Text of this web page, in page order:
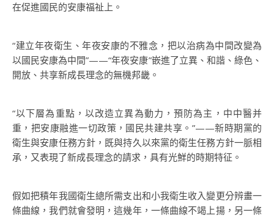
在促進國民的安康福祉上。
“建立年夜衛生、年夜安康的不雅念，把以治病為中間改變為
以國民安康為中間”——“年夜安康”嵌進了立異、和諧、綠色、
開放、共享新成長理念的無機邦畿。
“以下層為重點，以改造立異為動力，預防為主，中中醫并
重，把安康融進一切政策，國民共建共享。”——新時期黨的
衛生與安康任務方針，既與持久以來黨的衛生任務方針一脈相
承，又表現了新成長理念的請求，具有光鮮的時期特征。
假如把積年我國衛生總所需支出和小我衛生收入變更分辨畫一
條曲線，我們就會發明，這幾年，一條曲線不竭上揚，另一條